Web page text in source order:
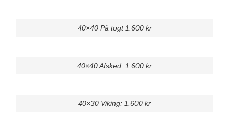
40×40 På togt 1.600 kr
40×40 Afsked: 1.600 kr
40×30 Viking: 1.600 kr